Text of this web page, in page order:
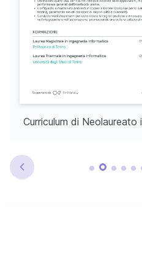
Curriculum di